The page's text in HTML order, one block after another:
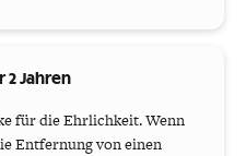
2 Jahren
für die Ehrlichkeit. Wenn
Entfernung von einen